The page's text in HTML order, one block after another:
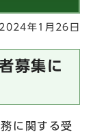
2024年1月26日
募集に
に関する受